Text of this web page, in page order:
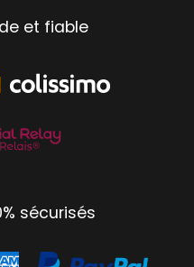
et fiable
sécurisés